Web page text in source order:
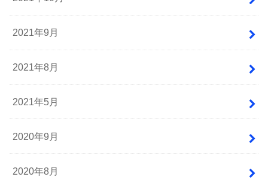
2021年9月
2021年8月
2021年5月
2020年9月
2020年8月